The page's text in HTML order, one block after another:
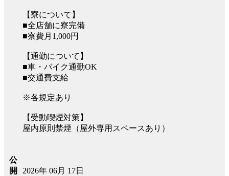
【寮について】
■全店舗に寮完備
■寮費月1,000円
【通勤について】
■車・バイク通勤OK
■交通費支給
※各規定あり
【受動喫煙対策】
屋内原則禁煙（屋外専用スペースあり）
公
開
2026年 06月 17日